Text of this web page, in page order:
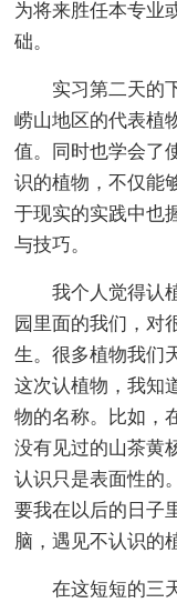
为将来胜任本专业
础。
实习第二天的
崂山地区的代表植
值。同时也学会了
识的植物，不仅能
于现实的实践中也
与技巧。
我个人觉得认
园里面的我们，对
生。很多植物我们
这次认植物，我知
物的名称。比如，
没有见过的山茶黄
认识只是表面性的
要我在以后的日子
脑，遇见不认识的
在这短短的三